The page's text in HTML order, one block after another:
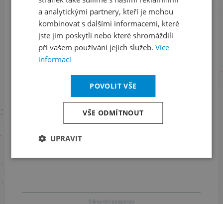
LinkedInflickr
Informace o stavu objednávek
+420 461 049 232
S finanční podporou
a analytickými partnery, kteří je mohou
kombinovat s dalšími informacemi, které
jste jim poskytli nebo které shromáždili
při vašem používání jejich služeb. Více
informací
POVOLIT VŠE
VŠE ODMÍTNOUT
UPRAVIT